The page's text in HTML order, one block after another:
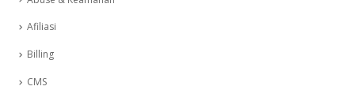
Afiliasi
Billing
CMS